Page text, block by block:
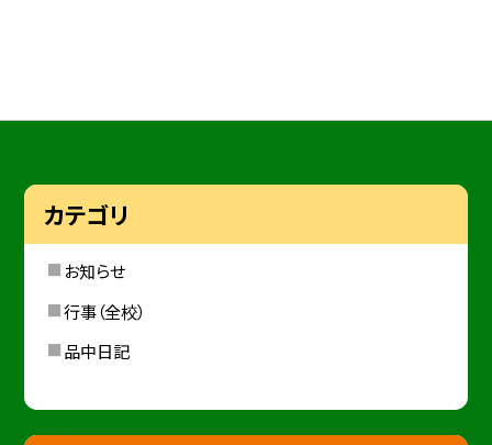
カテゴリ
お知らせ
行事（全校）
品中日記